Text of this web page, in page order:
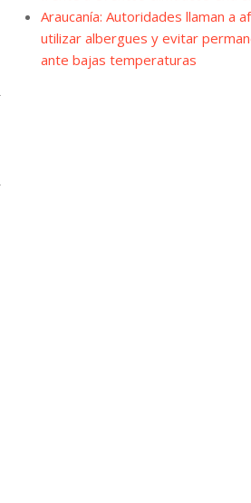
Araucanía: Autoridades llaman a
utilizar albergues y evitar
ante bajas temperaturas